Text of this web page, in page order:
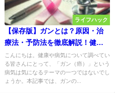
ライフハック
【保存版】ガンとは？原因・治
療法・予防法を徹底解説！健康
寿命を守るために知っておきた
いこと
こんにちは。健康や病気について調べてい
る皆さんにとって、「ガン（癌）」という
病気は気になるテーマの一つではないでし
ょうか。本記事では、ガンの...